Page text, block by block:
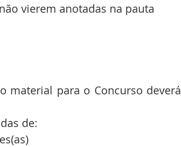
vierem anotadas na pauta
material para o Concurso deverá
de: